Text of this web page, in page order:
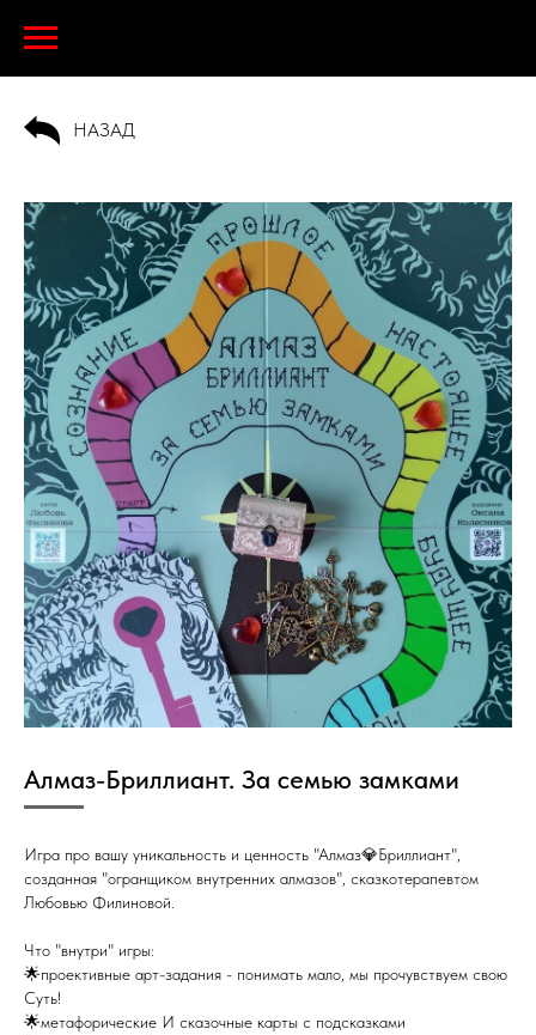
НАЗАД
Алмаз-Бриллиант. За семью замками
Игра про вашу уникальность и ценность "Алмаз💎Бриллиант",
созданная "огранщиком внутренних алмазов", сказкотерапевтом
Любовью Филиновой.
Что "внутри" игры:
🌟проективные арт-задания - понимать мало, мы прочувствуем свою
Суть!
🌟метафорические И сказочные карты с подсказками